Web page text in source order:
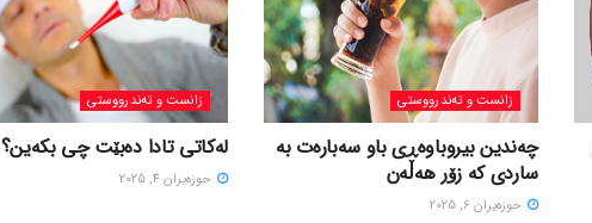
زانست و تەندرووستی
چەندین بیروباوەڕی باو سەبارەت بە
ساردی کە زۆر هەڵەن
حوزه‌یران 6, 2025
زانست و تەندرووستی
لەکاتی تادا دەبێت چی بکەین؟
حوزه‌یران 4, 2025